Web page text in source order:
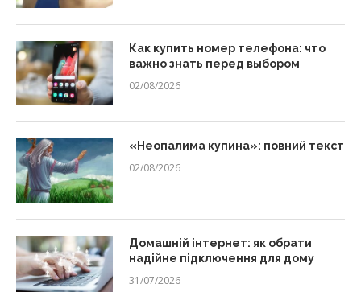
Как купить номер телефона: что
важно знать перед выбором
02/08/2026
«Неопалима купина»: повний текст
02/08/2026
Домашній інтернет: як обрати
надійне підключення для дому
31/07/2026